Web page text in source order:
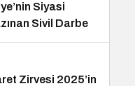
Siyasi
Sivil Darbe
Zirvesi 2025’in